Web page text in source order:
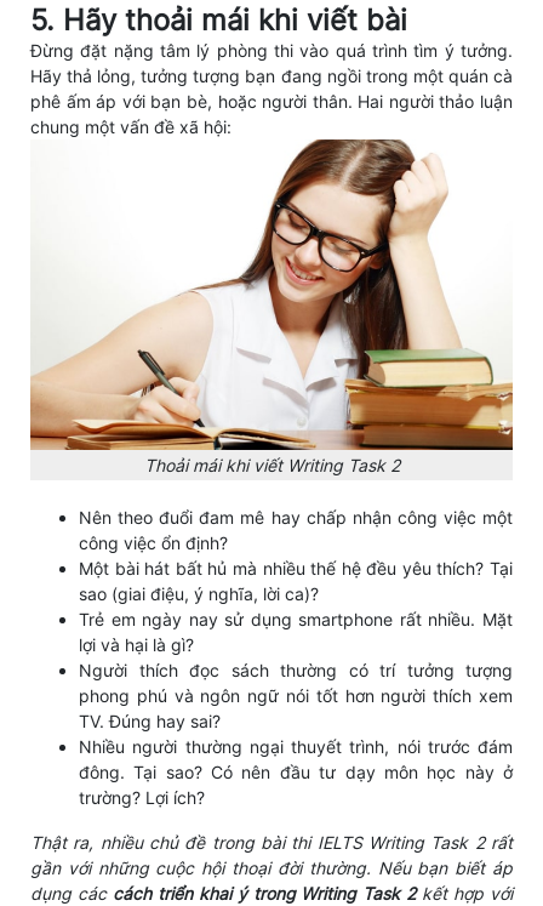
5. Hãy thoải mái khi viết bài
Đừng đặt nặng tâm lý phòng thi vào quá trình tìm ý tưởng.
Hãy thả lỏng, tưởng tượng bạn đang ngồi trong một quán cà
phê ấm áp với bạn bè, hoặc người thân. Hai người thảo luận
chung một vấn đề xã hội:
Thoải mái khi viết Writing Task 2
Nên theo đuổi đam mê hay chấp nhận công việc một
công việc ổn định?
Một bài hát bất hủ mà nhiều thế hệ đều yêu thích? Tại
sao (giai điệu, ý nghĩa, lời ca)?
Trẻ em ngày nay sử dụng smartphone rất nhiều. Mặt
lợi và hại là gì?
Người thích đọc sách thường có trí tưởng tượng
phong phú và ngôn ngữ nói tốt hơn người thích xem
TV. Đúng hay sai?
Nhiều người thường ngại thuyết trình, nói trước đám
đông. Tại sao? Có nên đầu tư dạy môn học này ở
trường? Lợi ích?
Thật ra, nhiều chủ đề trong bài thi IELTS Writing Task 2 rất
gần với những cuộc hội thoại đời thường. Nếu bạn biết áp
dụng các cách triển khai ý trong Writing Task 2kết hợp với